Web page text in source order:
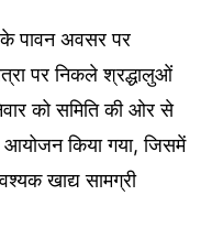
के पावन अवसर पर
पर निकले श्रद्धालुओं
को समिति की ओर से
आयोजन किया गया, जिसमें
खाद्य सामग्री